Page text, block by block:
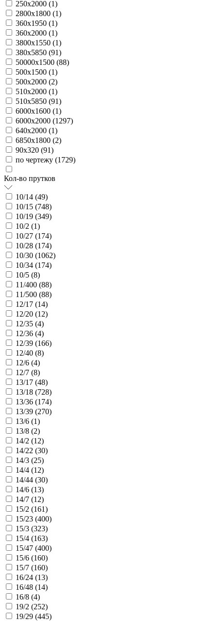
250х2000 (1)
2800х1800 (1)
360х1950 (1)
360х2000 (1)
3800х1550 (1)
380х5850 (91)
50000х1500 (88)
500х1500 (1)
500х2000 (2)
510х2000 (1)
510х5850 (91)
6000х1600 (1)
6000х2000 (1297)
640х2000 (1)
6850х1800 (2)
90х320 (91)
по чертежу (1729)
Кол-во прутков
10/14 (49)
10/15 (748)
10/19 (349)
10/2 (1)
10/27 (174)
10/28 (174)
10/30 (1062)
10/34 (174)
10/5 (8)
11/400 (88)
11/500 (88)
12/17 (14)
12/20 (12)
12/35 (4)
12/36 (4)
12/39 (166)
12/40 (8)
12/6 (4)
12/7 (8)
13/17 (48)
13/18 (728)
13/36 (174)
13/39 (270)
13/6 (1)
13/8 (2)
14/2 (12)
14/22 (30)
14/3 (25)
14/4 (12)
14/44 (30)
14/6 (13)
14/7 (12)
15/2 (161)
15/23 (400)
15/3 (323)
15/4 (163)
15/47 (400)
15/6 (160)
15/7 (160)
16/24 (13)
16/48 (14)
16/8 (4)
19/2 (252)
19/29 (445)